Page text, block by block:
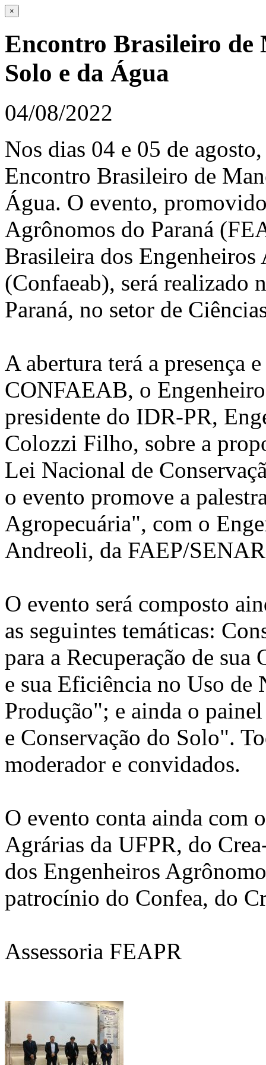
×
Encontro Brasileiro de
Solo e da Água
04/08/2022
Nos dias 04 e 05 de
Encontro Brasileiro de
Água. O evento,
Agrônomos do Paraná
Brasileira dos
(Confaeab), será realizado
Paraná, no setor de
A abertura terá a presença
CONFAEAB, o
presidente do IDR-PR,
Colozzi Filho, sobre a
Lei Nacional de
o evento promove a
Agropecuária", com o
Andreoli, da FAEP/
O evento será composto
as seguintes temáticas:
para a Recuperação de
e sua Eficiência no Uso de
Produção"; e ainda o
e Conservação do Solo".
moderador e convidados.
O evento conta ainda com
Agrárias da UFPR, do
dos Engenheiros
patrocínio do Confea, do
Assessoria FEAPR